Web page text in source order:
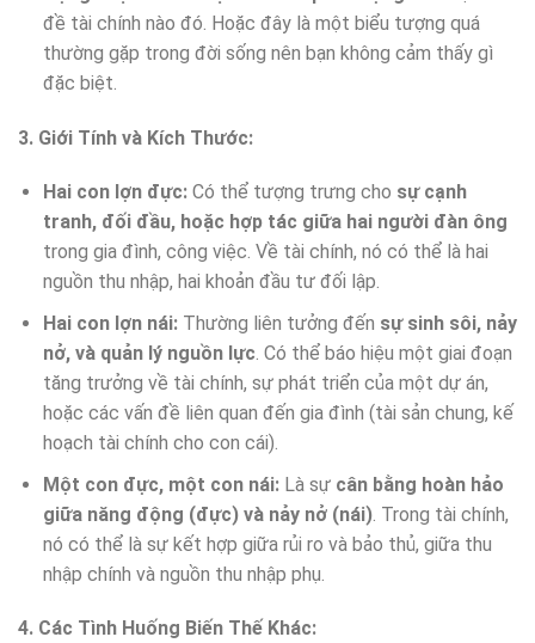
đề tài chính nào đó. Hoặc đây là một biểu tượng quá
thường gặp trong đời sống nên bạn không cảm thấy gì
đặc biệt.
3. Giới Tính và Kích Thước:
Hai con lợn đực:Có thể tượng trưng cho sự cạnh
tranh, đối đầu, hoặc hợp tác giữa hai người đàn ông
trong gia đình, công việc. Về tài chính, nó có thể là hai
nguồn thu nhập, hai khoản đầu tư đối lập.
Hai con lợn nái:Thường liên tưởng đến sự sinh sôi, nảy
nở, và quản lý nguồn lực. Có thể báo hiệu một giai đoạn
tăng trưởng về tài chính, sự phát triển của một dự án,
hoặc các vấn đề liên quan đến gia đình (tài sản chung, kế
hoạch tài chính cho con cái).
Một con đực, một con nái:Là sự cân bằng hoàn hảo
giữa năng động (đực) và nảy nở (nái). Trong tài chính,
nó có thể là sự kết hợp giữa rủi ro và bảo thủ, giữa thu
nhập chính và nguồn thu nhập phụ.
4. Các Tình Huống Biến Thế Khác: